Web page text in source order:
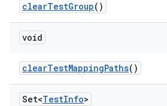
clearTestGroup()
void
clearTestMappingPaths()
Set<TestInfo>